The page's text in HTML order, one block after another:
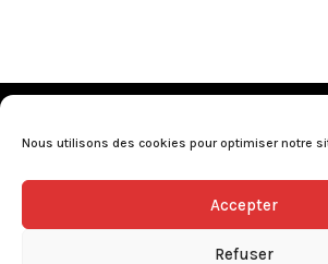
Nous utilisons des cookies pour optimiser notre
Accepter
Refuser
Conditions générales de vente•
L’abus d’alcool est dangereux pour la santé,